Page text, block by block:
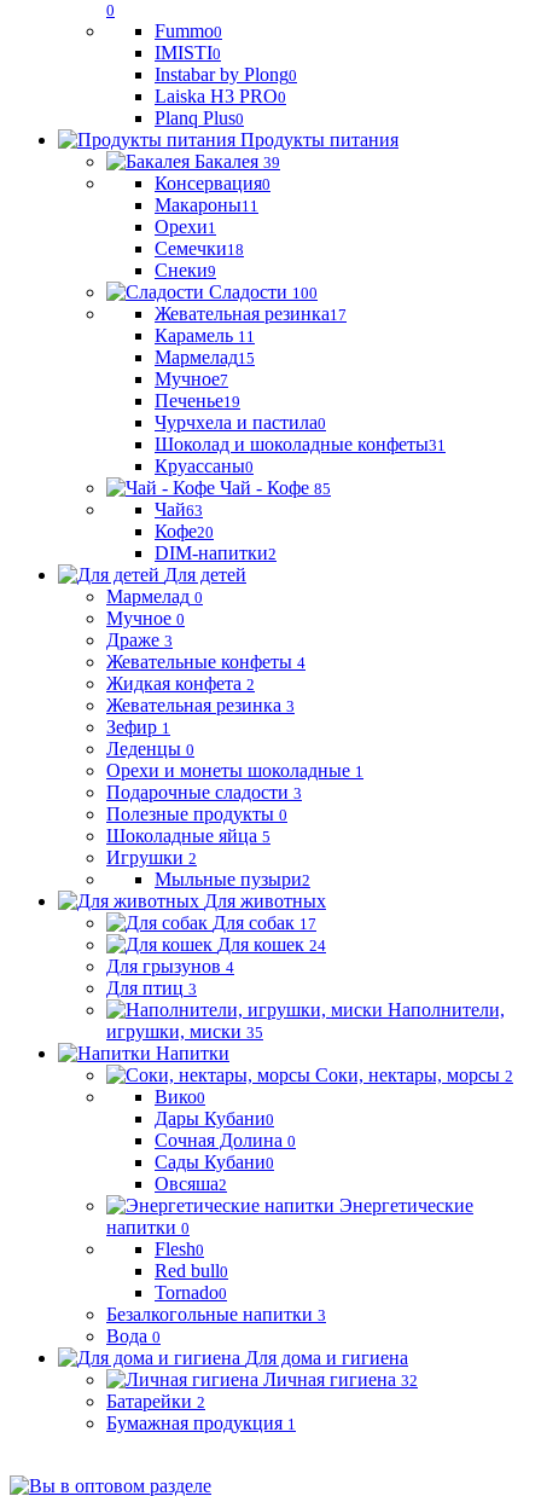
0
Fummo0
IMISTI0
Instabar by Plong0
Laiska H3 PRO0
Planq Plus0
Продукты питания
Бакалея 39
Консервация0
Макароны11
Орехи1
Семечки18
Снеки9
Сладости 100
Жевательная резинка17
Карамель 11
Мармелад15
Мучное7
Печенье19
Чурчхела и пастила0
Шоколад и шоколадные конфеты31
Круассаны0
Чай - Кофе 85
Чай63
Кофе20
DIM-напитки2
Для детей
Мармелад 0
Мучное 0
Драже 3
Жевательные конфеты 4
Жидкая конфета 2
Жевательная резинка 3
Зефир 1
Леденцы 0
Орехи и монеты шоколадные 1
Подарочные сладости 3
Полезные продукты 0
Шоколадные яйца 5
Игрушки 2
Мыльные пузыри2
Для животных
Для собак 17
Для кошек 24
Для грызунов 4
Для птиц 3
Наполнители,
игрушки, миски 35
Напитки
Соки, нектары, морсы 2
Вико0
Дары Кубани0
Сочная Долина 0
Сады Кубани0
Овсяша2
Энергетические
напитки 0
Flesh0
Red bull0
Tornado0
Безалкогольные напитки 3
Вода 0
Для дома и гигиена
Личная гигиена 32
Батарейки 2
Бумажная продукция 1